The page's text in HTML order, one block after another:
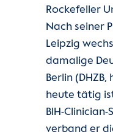
Rockefeller
Nach seiner
Leipzig
damalige
Berlin (DHZB,
heute tätig
BIH-
verband er